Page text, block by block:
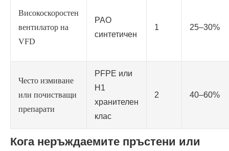
Високоскоростен
вентилатор на
VFD
PAO
синтетичен
1 25–30%
Често измиване
или почистващи
препарати
PFPE или
H1
хранителен
клас
2 40–60%
Кога неръждаемите пръстени или